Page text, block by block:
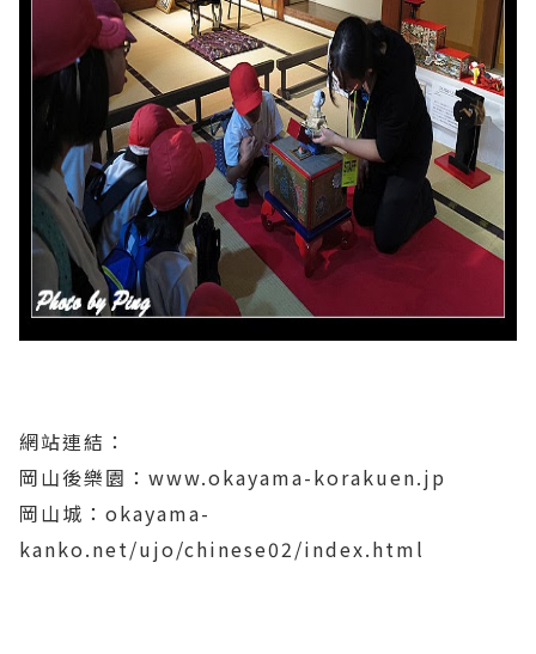
網站連結：
岡山後樂園：www.okayama-korakuen.jp
岡山城：okayama-
kanko.net/ujo/chinese02/index.html